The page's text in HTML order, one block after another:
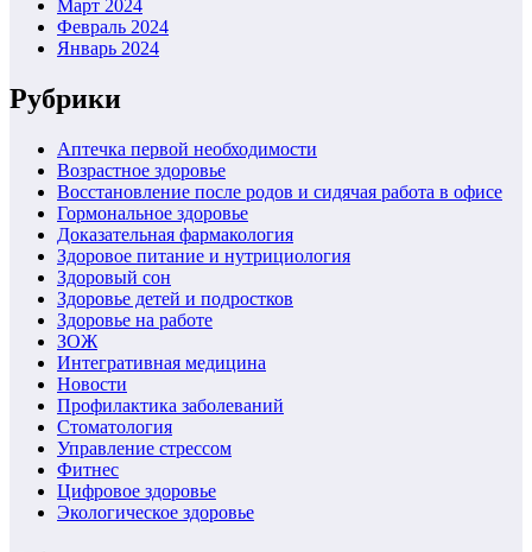
Март 2024
Февраль 2024
Январь 2024
Рубрики
Аптечка первой необходимости
Возрастное здоровье
Восстановление после родов и сидячая работа в офисе
Гормональное здоровье
Доказательная фармакология
Здоровое питание и нутрициология
Здоровый сон
Здоровье детей и подростков
Здоровье на работе
ЗОЖ
Интегративная медицина
Новости
Профилактика заболеваний
Стоматология
Управление стрессом
Фитнес
Цифровое здоровье
Экологическое здоровье